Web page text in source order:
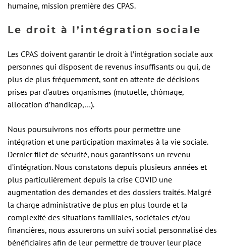
humaine, mission première des CPAS.
Le droit à l’intégration sociale
Les CPAS doivent garantir le droit à l’intégration sociale aux
personnes qui disposent de revenus insuffisants ou qui, de
plus de plus fréquemment, sont en attente de décisions
prises par d’autres organismes (mutuelle, chômage,
allocation d’handicap,…).
Nous poursuivrons nos efforts pour permettre une
intégration et une participation maximales à la vie sociale.
Dernier filet de sécurité, nous garantissons un revenu
d’intégration. Nous constatons depuis plusieurs années et
plus particulièrement depuis la crise COVID une
augmentation des demandes et des dossiers traités. Malgré
la charge administrative de plus en plus lourde et la
complexité des situations familiales, sociétales et/ou
financières, nous assurerons un suivi social personnalisé des
bénéficiaires afin de leur permettre de trouver leur place